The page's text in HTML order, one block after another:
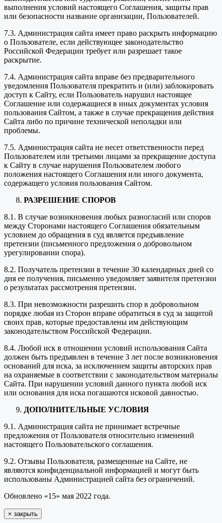
выполнения условий настоящего Соглашения, защиты прав
или безопасности название организации, Пользователей.
7.3. Администрация сайта имеет право раскрыть информацию
о Пользователе, если действующее законодательство
Российской Федерации требует или разрешает такое
раскрытие.
7.4. Администрация сайта вправе без предварительного
уведомления Пользователя прекратить и (или) заблокировать
доступ к Сайту, если Пользователь нарушил настоящее
Соглашение или содержащиеся в иных документах условия
пользования Сайтом, а также в случае прекращения действия
Сайта либо по причине технической неполадки или
проблемы.
7.5. Администрация сайта не несет ответственности перед
Пользователем или третьими лицами за прекращение доступа
к Сайту в случае нарушения Пользователем любого
положения настоящего Соглашения или иного документа,
содержащего условия пользования Сайтом.
РАЗРЕШЕНИЕ СПОРОВ
8.1. В случае возникновения любых разногласий или споров
между Сторонами настоящего Соглашения обязательным
условием до обращения в суд является предъявление
претензии (письменного предложения о добровольном
урегулировании спора).
8.2. Получатель претензии в течение 30 календарных дней со
дня ее получения, письменно уведомляет заявителя претензии
о результатах рассмотрения претензии.
8.3. При невозможности разрешить спор в добровольном
порядке любая из Сторон вправе обратиться в суд за защитой
своих прав, которые предоставлены им действующим
законодательством Российской Федерации.
8.4. Любой иск в отношении условий использования Сайта
должен быть предъявлен в течение 3 лет после возникновения
оснований для иска, за исключением защиты авторских прав
на охраняемые в соответствии с законодательством материалы
Сайта. При нарушении условий данного пункта любой иск
или основания для иска погашаются исковой давностью.
ДОПОЛНИТЕЛЬНЫЕ УСЛОВИЯ
9.1. Администрация сайта не принимает встречные
предложения от Пользователя относительно изменений
настоящего Пользовательского соглашения.
9.2. Отзывы Пользователя, размещенные на Сайте, не
являются конфиденциальной информацией и могут быть
использованы Администрацией сайта без ограничений.
Обновлено «15» мая 2022 года.
× закрыть